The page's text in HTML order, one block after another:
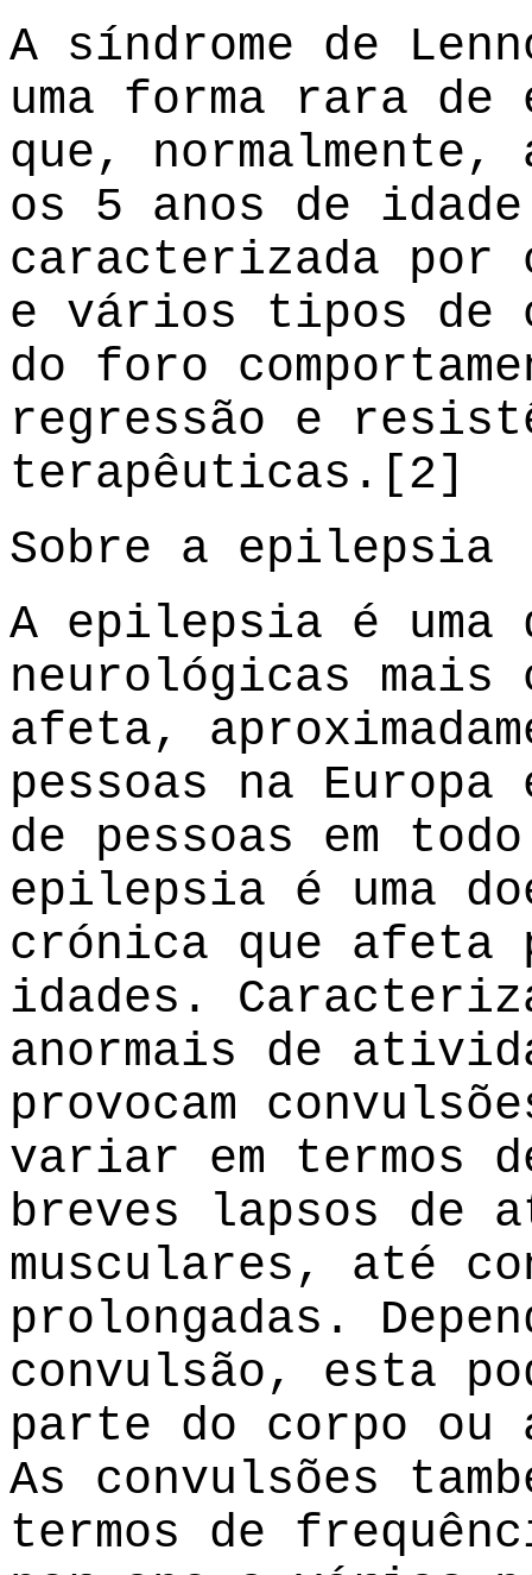
A síndrome de
uma forma rara
que,
os 5 anos de
caracterizada por
e vários tipos de
do foro
regressão e
terapêuticas.[2]
Sobre a epilepsia
A epilepsia é uma
neurológicas mais
afeta,
pessoas na
de pessoas em
epilepsia é uma
crónica que afeta
idades.
anormais de
provocam
variar em termos
breves lapsos de
musculares, até
prolongadas.
convulsão, esta
parte do corpo
As convulsões
termos de